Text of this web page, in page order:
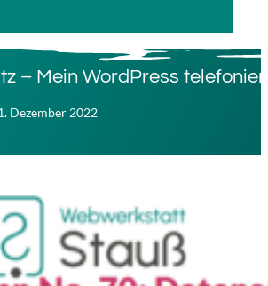
– Mein WordPress
Dezember 2022